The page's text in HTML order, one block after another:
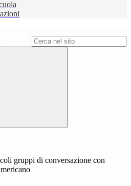
gruppi di conversazione con